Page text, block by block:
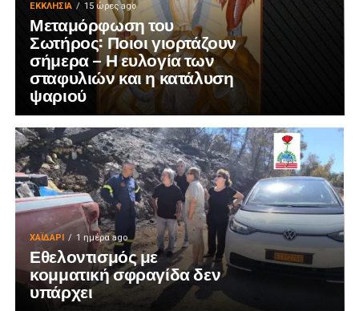
ΕΚΚΛΗΣΊΑ 15 ώρες ago
Μεταμόρφωση του
Σωτήρος: Ποιοι γιορτάζουν
σήμερα – Η ευλογία των
σταφυλιών και η κατάλυση
ψαριού
ΧΑΪΔΑΡΙ 1 ημέρα ago
Εθελοντισμός με
κομματική σφραγίδα δεν
υπάρχει